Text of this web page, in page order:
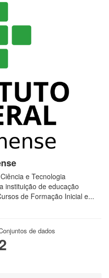
e Tecnologia
instituição de educação
de Formação Inicial e...
de dados